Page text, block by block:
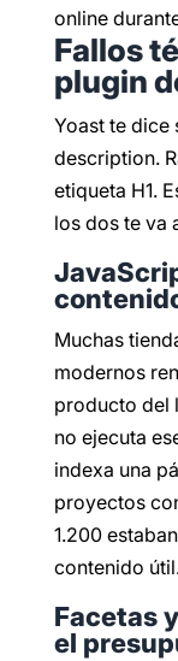
Fallos
plugin
Yoast te dice
description.
etiqueta H1.
los dos te va
Muchas
modernos
producto del
no ejecuta
indexa una
proyectos
1.200
contenido
Facetas
el